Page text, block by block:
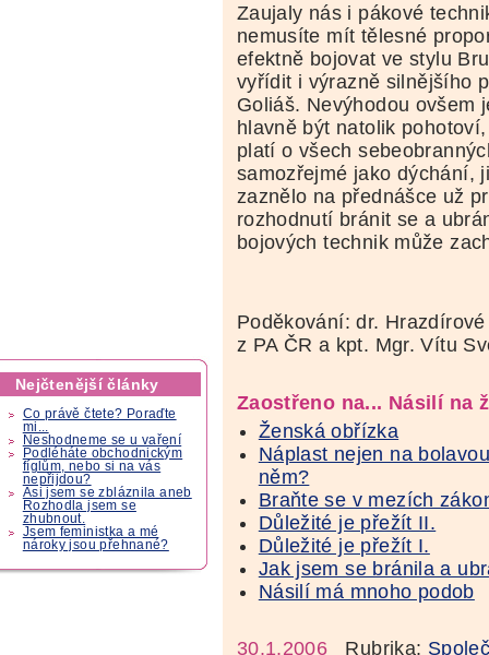
Nejčtenější články
Co právě čtete? Poraďte
mi...
Neshodneme se u vaření
Podléháte obchodnickým
fíglům, nebo si na vás
nepřijdou?
Asi jsem se zbláznila aneb
Rozhodla jsem se
zhubnout.
Jsem feministka a mé
nároky jsou přehnané?
Zaujaly nás i pákové
nemusíte mít tělesné
efektně bojovat ve stylu
vyřídit i výrazně silnějšího
Goliáš. Nevýhodou ovšem
hlavně být natolik
platí o všech
samozřejmé jako dýchání,
zaznělo na přednášce už
rozhodnutí bránit se a
bojových technik může
Poděkování: dr.
z PA ČR a kpt. Mgr. Vítu
Zaostřeno na... Násilí na
Ženská obřízka
Náplast nejen na
něm?
Braňte se v mezích
Důležité je přežít II.
Důležité je přežít I.
Jak jsem se bránila a
Násilí má mnoho podob
30.1.2006 Rubrika: